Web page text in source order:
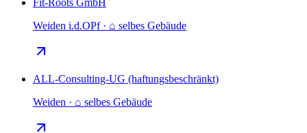
Fit-Roots GmbH
Weiden i.d.OPf · ⌂ selbes Gebäude
ALL-Consulting-UG (haftungsbeschränkt)
Weiden · ⌂ selbes Gebäude